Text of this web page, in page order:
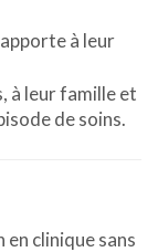
à leur
à leur famille et
de soins.
clinique sans